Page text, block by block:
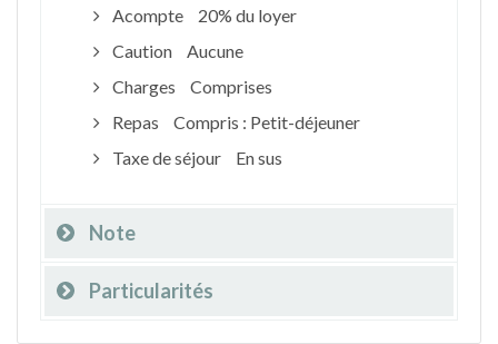
Acompte
20% du loyer
Caution
Aucune
Charges
Comprises
Repas
Compris : Petit-déjeuner
Taxe de séjour
En sus
Note
Particularités